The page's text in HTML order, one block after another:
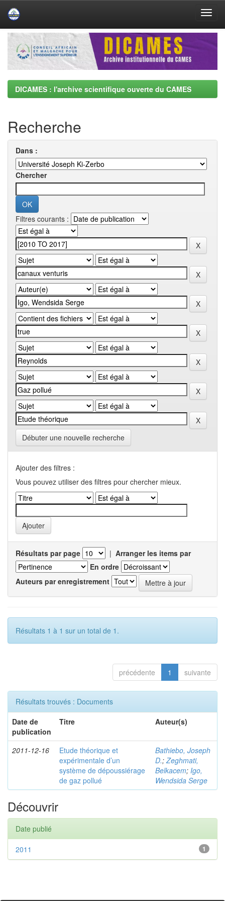
Skip
navigation
DICAMES : l'archive scientifique ouverte du CAMES
Recherche
Dans :
Chercher
Filtres courants :
Débuter une nouvelle recherche
Ajouter des filtres :
Vous pouvez utiliser des filtres pour chercher mieux.
Résultats par page | Arranger les items par
En ordre
Auteurs par enregistrement
Résultats 1 à 1 sur un total de 1.
précédente 1 suivante
Résultats trouvés : Documents
Date de
publication
Titre Auteur(s)
2011-12-16
Etude théorique et
expérimentale d’un
système de dépoussiérage
de gaz pollué
Bathiebo, Joseph
D.; Zeghmati,
Belkacem; Igo,
Wendsida Serge
Découvrir
Date publié
1
2011